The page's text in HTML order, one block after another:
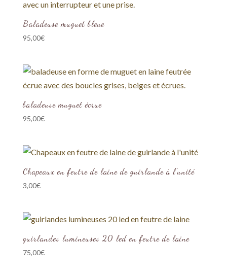
Baladeuse muguet bleue
95,00€
baladeuse muguet écrue
95,00€
Chapeaux en feutre de laine de guirlande à l’unité
3,00€
guirlandes lumineuses 20 led en feutre de laine
75,00€